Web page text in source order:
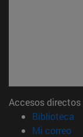
Accesos directos
Biblioteca
Mi correo